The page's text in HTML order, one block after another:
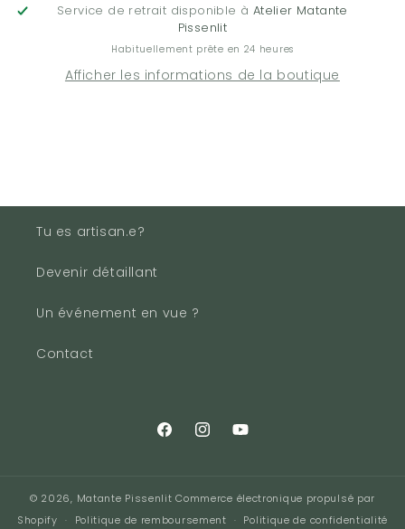
bilingues)
bilingues)
Service de retrait disponible à Atelier Matante
Pissenlit
Habituellement prête en 24 heures
Afficher les informations de la boutique
Tu es artisan.e?
Devenir détaillant
Un événement en vue ?
Contact
FacebookInstagramYouTube
© 2026, Matante Pissenlit Commerce électronique propulsé par
Shopify
Politique de remboursement Politique de confidentialité